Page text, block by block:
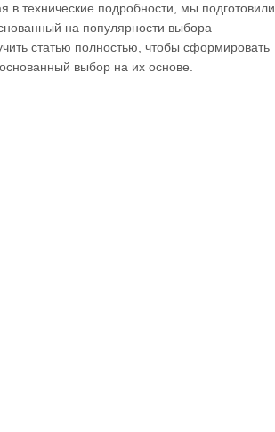
в технические подробности, мы подготовили
на популярности выбора
статью полностью, чтобы сформировать
выбор на их основе.